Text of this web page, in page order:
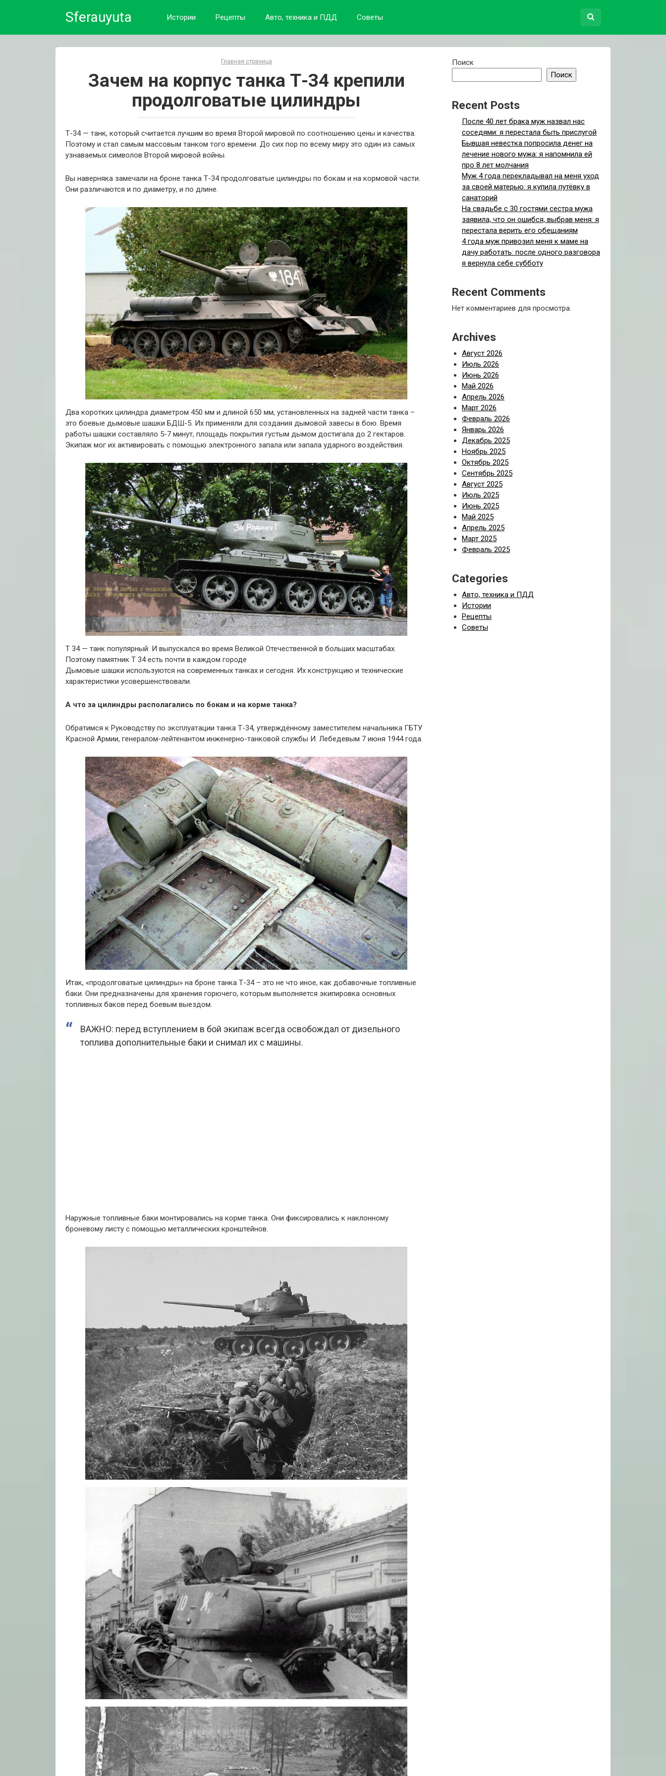
Sferauyuta Истории Рецепты Авто, техника и ПДД Советы
Главная страница
Зачем на корпус танка Т-34 крепили
продолговатые цилиндры
Т-34 — танк, который считается лучшим во время Второй мировой по соотношению цены и качества.
Поэтому и стал самым массовым танком того времени. До сих пор по всему миру это один из самых
узнаваемых символов Второй мировой войны.
Вы наверняка замечали на броне танка Т-34 продолговатые цилиндры по бокам и на кормовой части.
Они различаются и по диаметру, и по длине.
Два коротких цилиндра диаметром 450 мм и длиной 650 мм, установленных на задней части танка –
это боевые дымовые шашки БДШ-5. Их применяли для создания дымовой завесы в бою. Время
работы шашки составляло 5-7 минут, площадь покрытия густым дымом достигала до 2 гектаров.
Экипаж мог их активировать с помощью электронного запала или запала ударного воздействия.
Т 34 — танк популярный. И выпускался во время Великой Отечественной в больших масштабах.
Поэтому памятник Т 34 есть почти в каждом городе
Дымовые шашки используются на современных танках и сегодня. Их конструкцию и технические
характеристики усовершенствовали.
А что за цилиндры располагались по бокам и на корме танка?
Обратимся к Руководству по эксплуатации танка Т-34, утверждённому заместителем начальника ГБТУ
Красной Армии, генералом-лейтенантом инженерно-танковой службы И. Лебедевым 7 июня 1944 года.
Итак, «продолговатые цилиндры» на броне танка Т-34 – это не что иное, как добавочные топливные
баки. Они предназначены для хранения горючего, которым выполняется экипировка основных
топливных баков перед боевым выездом.
ВАЖНО: перед вступлением в бой экипаж всегда освобождал от дизельного
топлива дополнительные баки и снимал их с машины.
Наружные топливные баки монтировались на корме танка. Они фиксировались к наклонному
броневому листу с помощью металлических кронштейнов.
Поиск
Поиск
Recent Posts
После 40 лет брака муж назвал нас
соседями: я перестала быть прислугой
Бывшая невестка попросила денег на
лечение нового мужа: я напомнила ей
про 8 лет молчания
Муж 4 года перекладывал на меня уход
за своей матерью: я купила путёвку в
санаторий
На свадьбе с 30 гостями сестра мужа
заявила, что он ошибся, выбрав меня: я
перестала верить его обещаниям
4 года муж привозил меня к маме на
дачу работать: после одного разговора
я вернула себе субботу
Recent Comments
Нет комментариев для просмотра.
Archives
Август 2026
Июль 2026
Июнь 2026
Май 2026
Апрель 2026
Март 2026
Февраль 2026
Январь 2026
Декабрь 2025
Ноябрь 2025
Октябрь 2025
Сентябрь 2025
Август 2025
Июль 2025
Июнь 2025
Май 2025
Апрель 2025
Март 2025
Февраль 2025
Categories
Авто, техника и ПДД
Истории
Рецепты
Советы